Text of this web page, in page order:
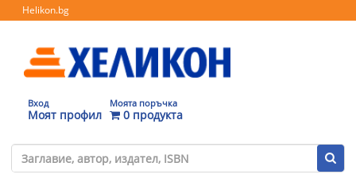
Helikon.bg
Вход
Моят профил
Моята поръчка
0 продукта